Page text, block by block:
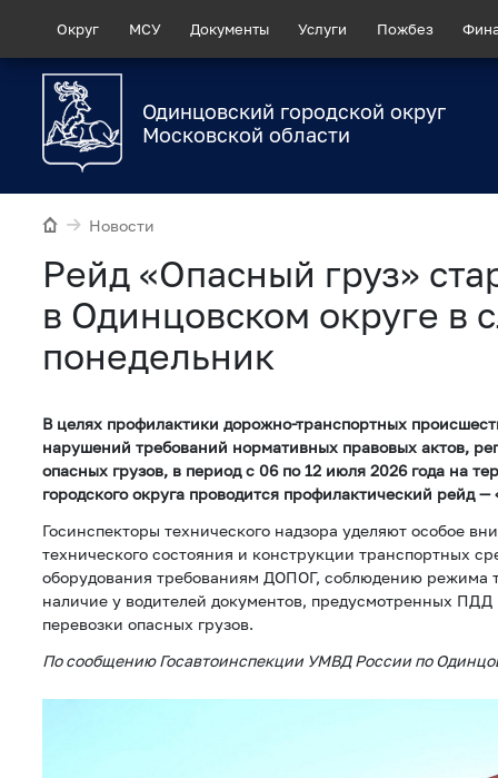
Округ МСУ Документы Услуги Пожбез
Одинцовский городской округ
Московской области
Новости
Рейд «Опасный груз»
в Одинцовском округе в
понедельник
В целях профилактики дорожно-транспортных
нарушений требований нормативных правовых актов,
опасных грузов, в период с 06 по 12 июля 2026 года на
городского округа проводится профилактический рейд
Госинспекторы технического надзора уделяют особое
технического состояния и конструкции транспортных
оборудования требованиям ДОПОГ, соблюдению режима
наличие у водителей документов, предусмотренных
перевозки опасных грузов.
По сообщению Госавтоинспекции УМВД России по